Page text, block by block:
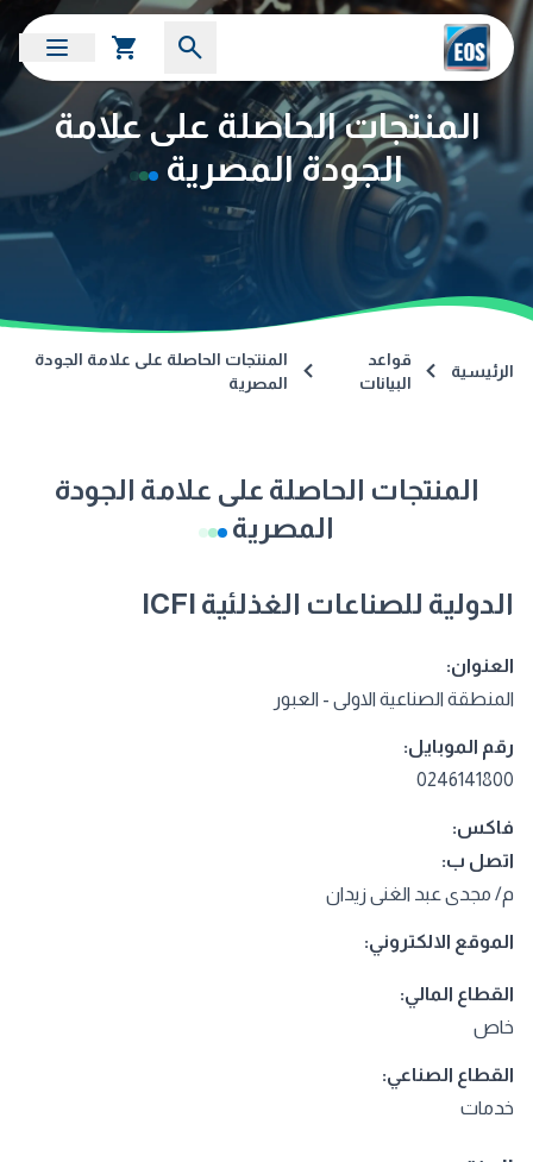
المنتجات الحاصلة على علامة
الجودة المصرية
الرئيسية
قواعد
البيانات
المنتجات الحاصلة على علامة الجودة
المصرية
المنتجات الحاصلة على علامة الجودة
المصرية
الدولية للصناعات الغذلئية ICFI
العنوان:
المنطقة الصناعية الاولى - العبور
رقم الموبايل:
0246141800
فاكس:
اتصل ب:
م/ مجدى عبد الغنى زيدان
الموقع الالكتروني:
القطاع المالي:
خاص
القطاع الصناعي:
خدمات